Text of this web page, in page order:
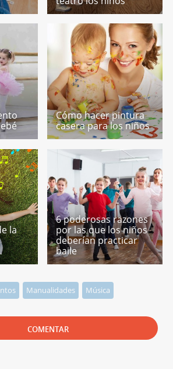
Cómo hacer pintura
casera para los niños
la
6 poderosas razones
por las que los niños
deberían practicar
baile
Manualidades Música
COMENTAR